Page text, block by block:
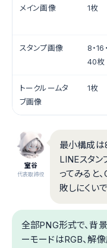
メイン画像 1枚
スタンプ画像
8・16
40枚
トークルームタ
ブ画像
1枚
室谷
代表取締役
最小構成は
LINEスタン
ってみると
敗しにくいで
全部PNG形式で、背
ーモードはRGB、解